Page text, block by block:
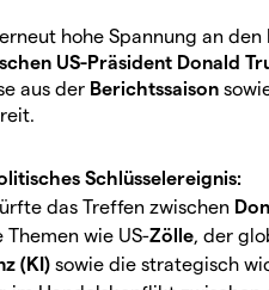
hohe Spannung an
US-Präsident Donald
aus der Berichtssaison
Schlüsselereignis:
das Treffen zwischen
wie US-Zölle , der
(KI) sowie die strategisch